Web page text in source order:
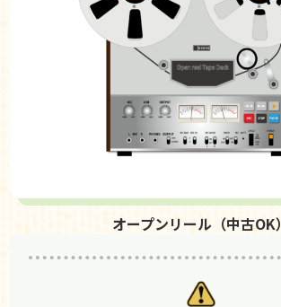
オープンリール（中古OK）